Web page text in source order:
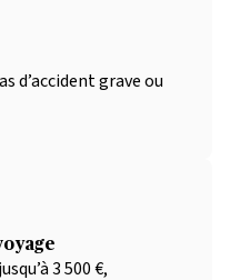
d’accident grave ou
3 500 €,